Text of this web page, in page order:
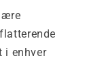
i enhver